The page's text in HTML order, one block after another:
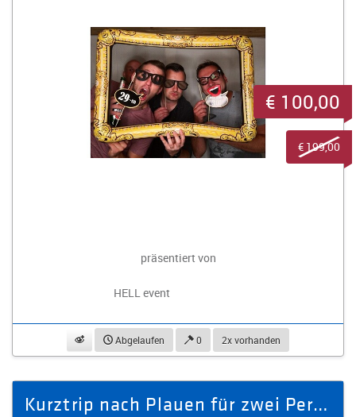
präsentiert von
HELL event
beobachtenAbgelaufen 0 2x vorhanden
€ 100,00
€ 199,00
Kurztrip nach Plauen für zwei Personen inkl. einem 3-Gänge-Menü